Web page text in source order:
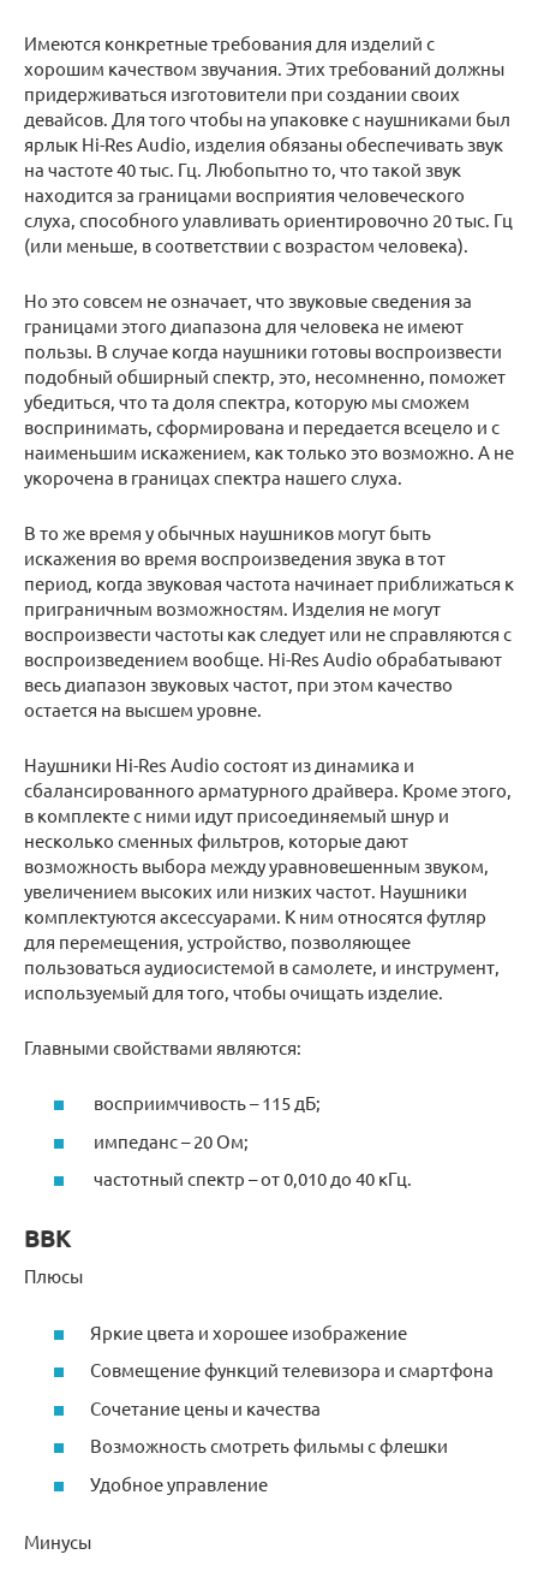
Имеются конкретные требования для изделий c
хорошим качеством звучания. Этих требований должны
придерживаться изготовители при создании своих
девайсов. Для того чтобы на упаковке с наушниками был
ярлык Hi-Res Audio, изделия обязаны обеспечивать звук
на частоте 40 тыс. Гц. Любопытно то, что такой звук
находится за границами восприятия человеческого
слуха, способного улавливать ориентировочно 20 тыс. Гц
(или меньше, в соответствии с возрастом человека).
Но это совсем не означает, что звуковые сведения за
границами этого диапазона для человека не имеют
пользы. В случае когда наушники готовы воспроизвести
подобный обширный спектр, это, несомненно, поможет
убедиться, что та доля спектра, которую мы сможем
воспринимать, сформирована и передается всецело и с
наименьшим искажением, как только это возможно. А не
укорочена в границах спектра нашего слуха.
В то же время у обычных наушников могут быть
искажения во время воспроизведения звука в тот
период, когда звуковая частота начинает приближаться к
приграничным возможностям. Изделия не могут
воспроизвести частоты как следует или не справляются с
воспроизведением вообще. Hi-Res Audio обрабатывают
весь диапазон звуковых частот, при этом качество
остается на высшем уровне.
Наушники Hi-Res Audio состоят из динамика и
сбалансированного арматурного драйвера. Кроме этого,
в комплекте с ними идут присоединяемый шнур и
несколько сменных фильтров, которые дают
возможность выбора между уравновешенным звуком,
увеличением высоких или низких частот. Наушники
комплектуются аксессуарами. К ним относятся футляр
для перемещения, устройство, позволяющее
пользоваться аудиосистемой в самолете, и инструмент,
используемый для того, чтобы очищать изделие.
Главными свойствами являются:
восприимчивость – 115 дБ;
импеданс – 20 Ом;
частотный спектр – от 0,010 до 40 кГц.
BBK
Плюсы
Яркие цвета и хорошее изображение
Совмещение функций телевизора и смартфона
Сочетание цены и качества
Возможность смотреть фильмы с флешки
Удобное управление
Минусы